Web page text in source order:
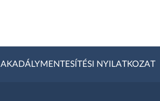
AKADÁLYMENTESÍTÉSI NYILATKOZAT